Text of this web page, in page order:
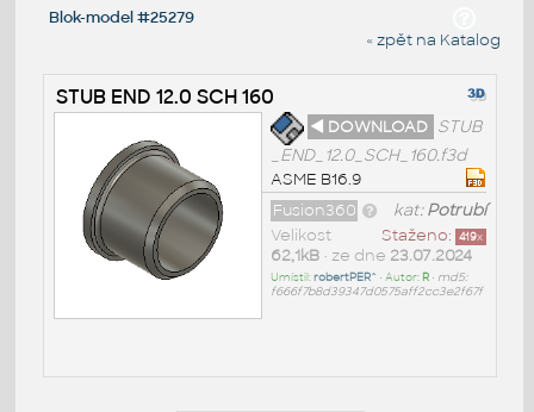
Blok-model #25279
« zpět na Katalog
STUB END 12.0 SCH 160
◄ DOWNLOAD STUB
_END_12.0_SCH_160.f3d
ASME B16.9
kat:Potrubí
Fusion360
Staženo: 419x
Velikost
62,1kB• ze dne 23.07.2024
Umístil:robertPER^ • Autor: R• md5:
f666f7b8d39347d0575aff2cc3e2f67f